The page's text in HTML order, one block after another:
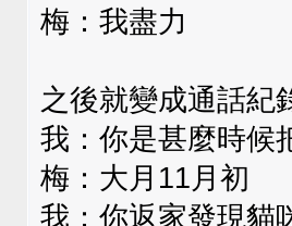
梅：我盡力
之後就變成通話紀
我：你是甚麼時候
梅：大月11月初
我：你返家發現貓